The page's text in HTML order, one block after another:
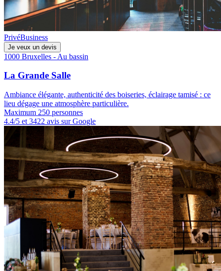
PrivéBusiness
Je veux un devis
1000 Bruxelles - Au bassin
La Grande Salle
Ambiance élégante, authenticité des boiseries, éclairage tamisé : ce
lieu dégage une atmosphère particulière.
Maximum 250 personnes
4.4/5 et 3422 avis sur Google